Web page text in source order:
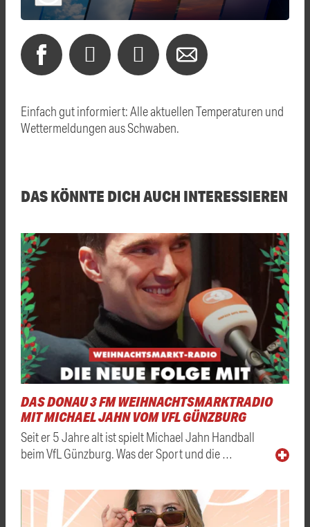
Einfach gut informiert: Alle aktuellen Temperaturen und
Wettermeldungen aus Schwaben.
DAS KÖNNTE DICH AUCH INTERESSIEREN
DAS DONAU 3 FM WEIHNACHTSMARKTRADIO
MIT MICHAEL JAHN VOM VFL GÜNZBURG
Seit er 5 Jahre alt ist spielt Michael Jahn Handball
beim VfL Günzburg. Was der Sport und die …